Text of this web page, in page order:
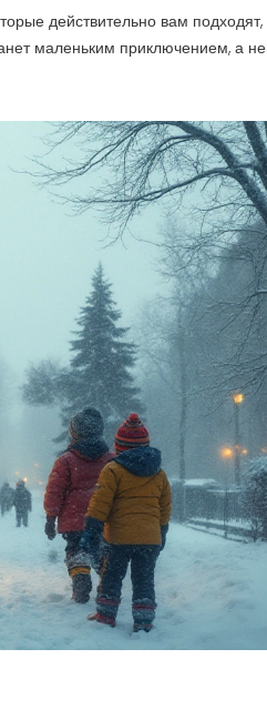
действительно вам подходят,
маленьким приключением, а не